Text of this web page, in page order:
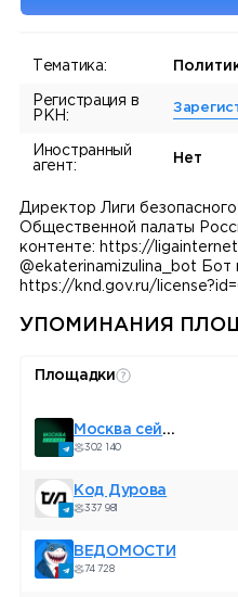
Тематика:
Регистрация в
РКН:
Иностранный
агент:
Нет
Директор Лиги
Общественной палаты
контенте: https://
@ekaterinamizulina_bot Бот
https://knd.gov.ru/
УПОМИНАНИЯ
Площадки
Москва сейчас
302 140
Код Дурова
337 981
ВЕДОМОСТИ
74 728